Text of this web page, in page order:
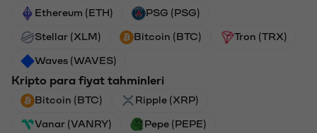
Ethereum (ETH) PSG (PSG)
Stellar (XLM) Bitcoin (BTC) Tron (TRX)
Waves (WAVES)
Kripto para fiyat tahminleri
Bitcoin (BTC) Ripple (XRP)
Vanar (VANRY) Pepe (PEPE)